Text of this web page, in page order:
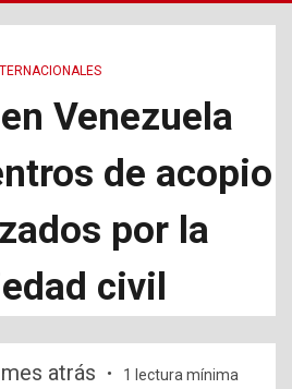
Venezuela
de acopio
por la
civil
atrás 1 lectura mínima